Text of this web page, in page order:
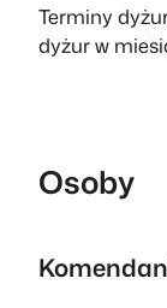
Terminy
dyżur w
Osoby